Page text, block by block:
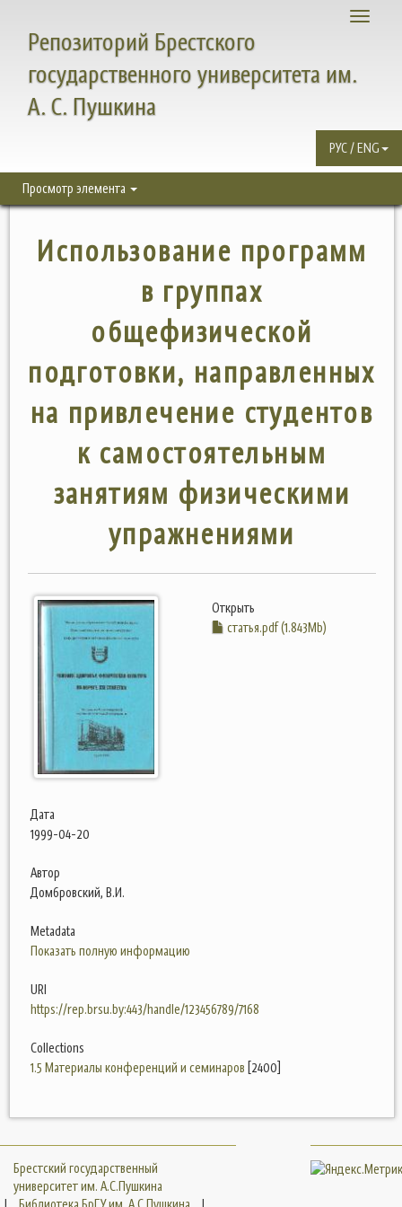
Toggle
Репозиторий Брестского
государственного университета им.
А. С. Пушкина
РУС / ENG
Просмотр элемента
Использование программ
в группах
общефизической
подготовки, направленных
на привлечение студентов
к самостоятельным
занятиям физическими
упражнениями
Открыть
статья.pdf (1.843Mb)
Дата
1999-04-20
Автор
Домбровский, В.И.
Metadata
Показать полную информацию
URI
https://rep.brsu.by:443/handle/123456789/7168
Collections
1.5 Материалы конференций и семинаров [2400]
Брестский государственный
университет им. А.С.Пушкина